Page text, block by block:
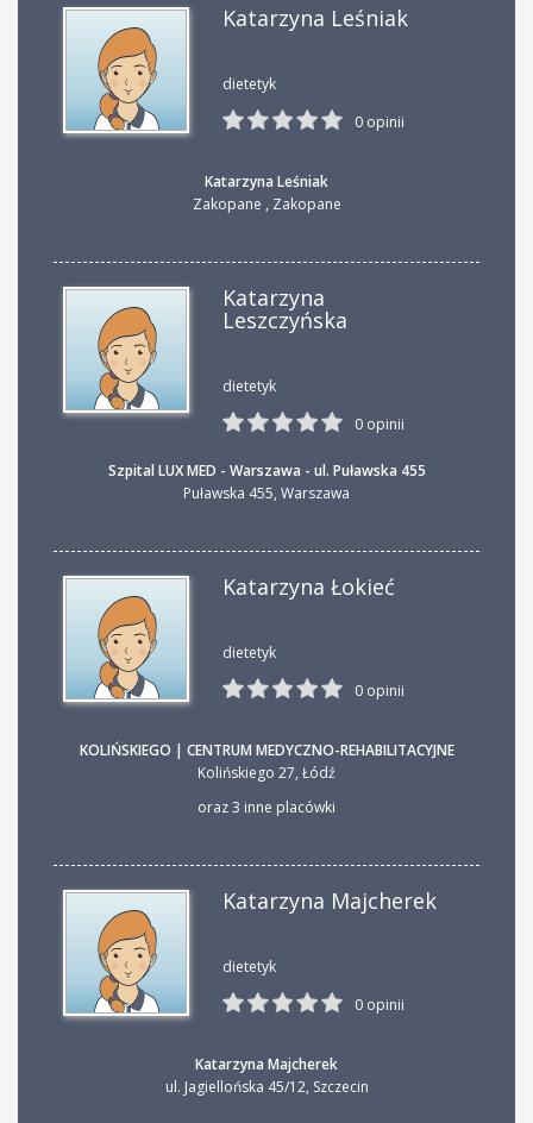
Katarzyna Leśniak
dietetyk
0 opinii
Katarzyna Leśniak
Zakopane , Zakopane
Katarzyna
Leszczyńska
dietetyk
0 opinii
Szpital LUX MED - Warszawa - ul. Puławska 455
Puławska 455, Warszawa
Katarzyna Łokieć
dietetyk
0 opinii
KOLIŃSKIEGO | CENTRUM MEDYCZNO-REHABILITACYJNE
Kolińskiego 27, Łódź
oraz 3 inne placówki
Katarzyna Majcherek
dietetyk
0 opinii
Katarzyna Majcherek
ul. Jagiellońska 45/12, Szczecin